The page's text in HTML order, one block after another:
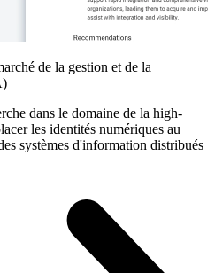
de la gestion et de la
dans le domaine de la high-
les identités numériques au
systèmes d'information distribués